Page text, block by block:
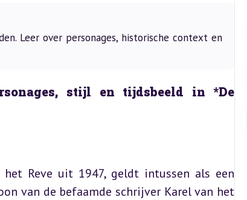
Leer over personages, historische context en
stijl en tijdsbeeld in *De
Reve uit 1947, geldt intussen als een
van de befaamde schrijver Karel van het